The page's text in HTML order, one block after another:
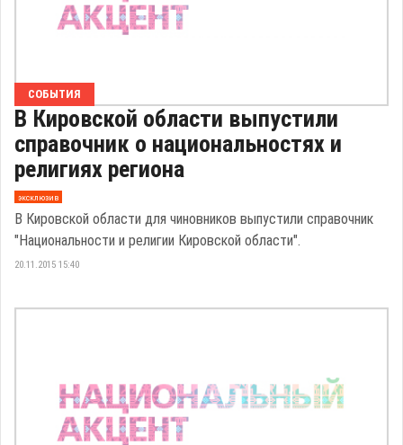
СОБЫТИЯ
В Кировской области выпустили
справочник о национальностях и
религиях региона
эксклюзив
В Кировской области для чиновников выпустили справочник
"Национальности и религии Кировской области".
20.11.2015 15:40